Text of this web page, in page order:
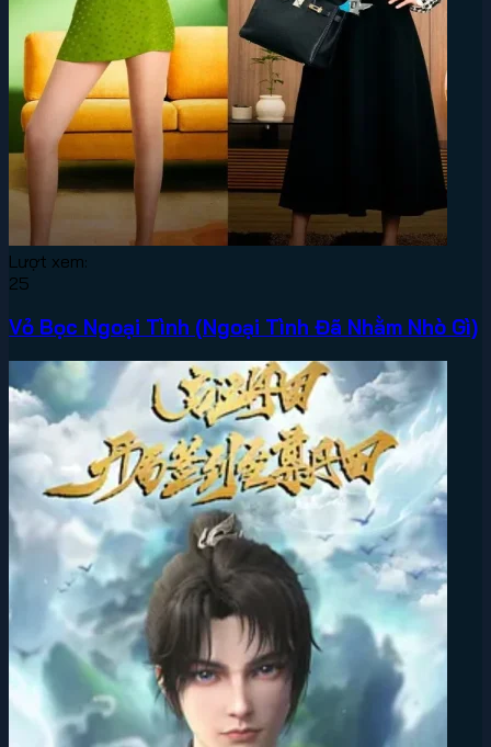
Lượt xem:
25
Vỏ Bọc Ngoại Tình (Ngoại Tình Đã Nhằm Nhò Gì)